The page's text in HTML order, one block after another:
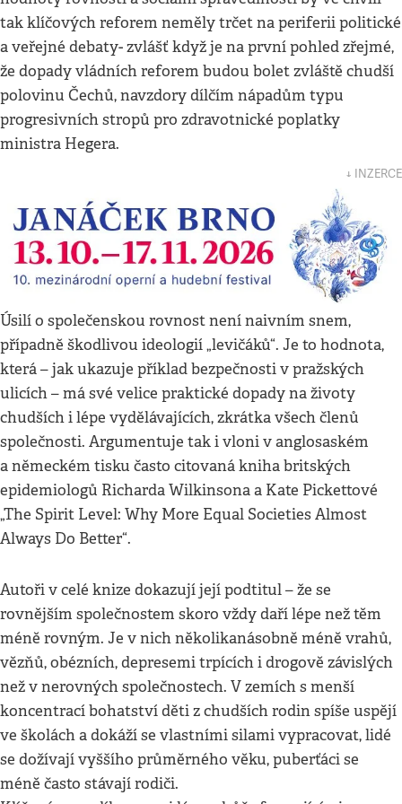
tak klíčových reforem neměly trčet na periferii politické
a veřejné debaty- zvlášť když je na první pohled zřejmé,
že dopady vládních reforem budou bolet zvláště chudší
polovinu Čechů, navzdory dílčím nápadům typu
progresivních stropů pro zdravotnické poplatky
ministra Hegera.
↓ INZERCE
Úsilí o společenskou rovnost není naivním snem,
případně škodlivou ideologií „levičáků“. Je to hodnota,
která – jak ukazuje příklad bezpečnosti v pražských
ulicích – má své velice praktické dopady na životy
chudších i lépe vydělávajících, zkrátka všech členů
společnosti. Argumentuje tak i vloni v anglosaském
a německém tisku často citovaná kniha britských
epidemiologů Richarda Wilkinsona a Kate Pickettové
„The Spirit Level: Why More Equal Societies Almost
Always Do Better“.
Autoři v celé knize dokazují její podtitul – že se
rovnějším společnostem skoro vždy daří lépe než těm
méně rovným. Je v nich několikanásobně méně vrahů,
vězňů, obézních, depresemi trpících i drogově závislých
než v nerovných společnostech. V zemích s menší
koncentrací bohatství děti z chudších rodin spíše uspějí
ve školách a dokáží se vlastními silami vypracovat, lidé
se dožívají vyššího průměrného věku, puberťáci se
méně často stávají rodiči.